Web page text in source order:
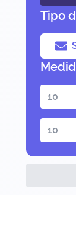
Tipo